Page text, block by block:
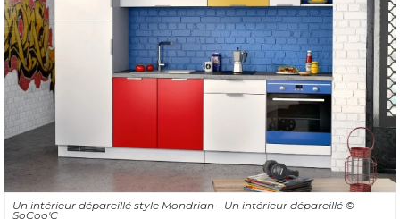
Un intérieur dépareillé style Mondrian - Un intérieur dépareillé ©
SoCoo'C